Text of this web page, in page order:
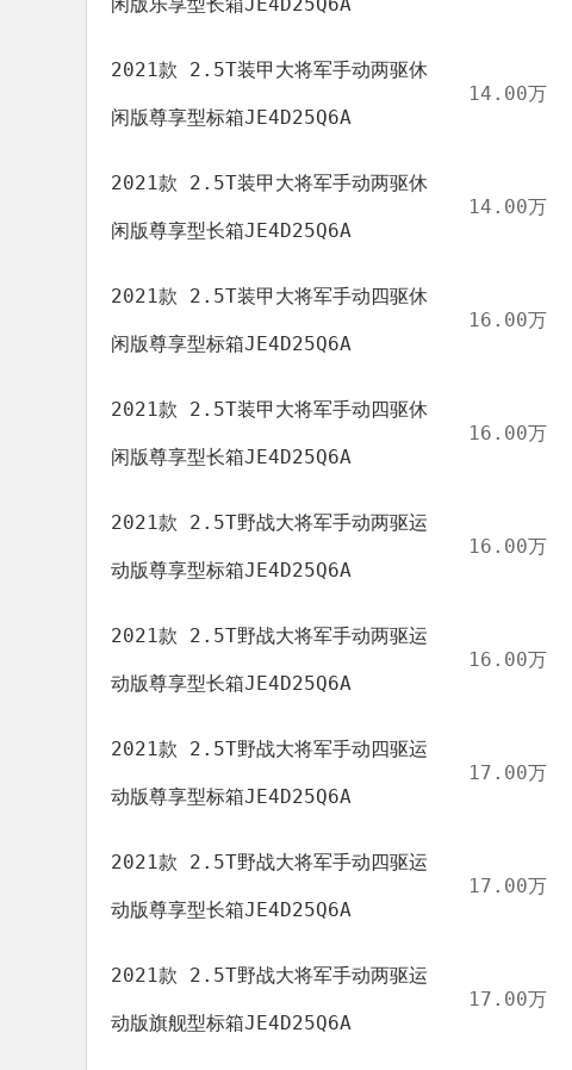
2021款 2.5T装甲大将军手动两驱休
闲版尊享型标箱JE4D25Q6A
14.00万
2021款 2.5T装甲大将军手动两驱休
闲版尊享型长箱JE4D25Q6A
14.00万
2021款 2.5T装甲大将军手动四驱休
闲版尊享型标箱JE4D25Q6A
16.00万
2021款 2.5T装甲大将军手动四驱休
闲版尊享型长箱JE4D25Q6A
16.00万
2021款 2.5T野战大将军手动两驱运
动版尊享型标箱JE4D25Q6A
16.00万
2021款 2.5T野战大将军手动两驱运
动版尊享型长箱JE4D25Q6A
16.00万
2021款 2.5T野战大将军手动四驱运
动版尊享型标箱JE4D25Q6A
17.00万
2021款 2.5T野战大将军手动四驱运
动版尊享型长箱JE4D25Q6A
17.00万
2021款 2.5T野战大将军手动两驱运
动版旗舰型标箱JE4D25Q6A
17.00万